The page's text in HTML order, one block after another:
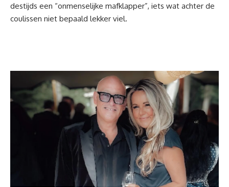
destijds een “onmenselijke mafklapper”, iets wat achter de
coulissen niet bepaald lekker viel.